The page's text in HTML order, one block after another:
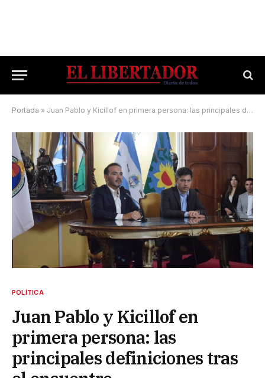
Portada » Juan Pablo y Kicillof en primera persona: las principales definiciones tras el encuentro
POLÍTICA
Juan Pablo y Kicillof en
primera persona: las
principales definiciones tras